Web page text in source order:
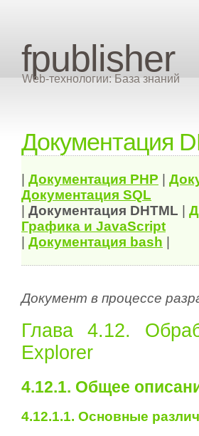
fpublisher
Web-технологии: База знаний
Документация
Документация PHP
Документация SQL
Документация DHTML
Графика и JavaScript
Документация bash
Документ в процессе
Глава 4.12.
Explorer
4.12.1. Общее
4.12.1.1. Основные